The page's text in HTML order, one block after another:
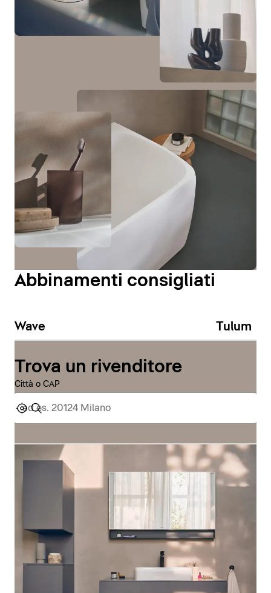
mm da abbinare alla consolle da appoggio in pietra.
In abbinamento alle basi sottolavabo sono disponibili
una colonna bassa con un'anta e una colonna con due
ante e una nicchia centrale con illuminazione optional.
Abbinamenti consigliati
Wave Tulum
Trova un rivenditore
Città o CAP